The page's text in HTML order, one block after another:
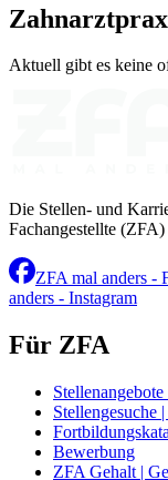
Aktuell gibt es keine
Die Stellen- und
Fachangestellte (ZFA)
ZFA mal anders -
anders - Instagram
Für ZFA
Stellengesuche
Bewerbung
ZFA Gehalt |